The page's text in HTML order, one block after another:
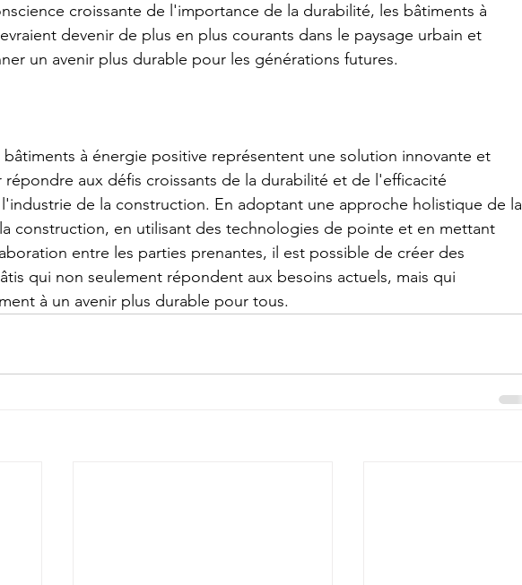
croissante de l'importance de la durabilité, les bâtiments à
devenir de plus en plus courants dans le paysage urbain et
un avenir plus durable pour les générations futures.
bâtiments à énergie positive représentent une solution innovante et
aux défis croissants de la durabilité et de l'efficacité
de la construction. En adoptant une approche holistique de la
construction, en utilisant des technologies de pointe et en mettant
entre les parties prenantes, il est possible de créer des
qui non seulement répondent aux besoins actuels, mais qui
à un avenir plus durable pour tous.